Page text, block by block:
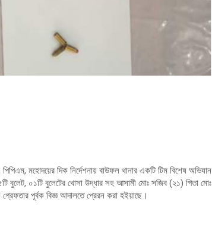
মহোদয়ের দিক নির্দেশনায় বাউফল থানার একটি টিম বিশেষ অভিযান
বুলেট, ০১টি বুলেটের খোসা উদ্ধার সহ আসামী মোঃ সজিব (২১) পিতা মোঃ
গ্রেফতার পূর্বক বিজ্ঞ আদালতে প্রেরন করা হইয়াছে।